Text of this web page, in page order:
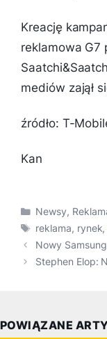
Kreację
reklamowa G7
mediów zajął
źródło: T-
Kan
Kategorie
Newsy,
Tagi
reklama, rynek
Nowy
Stephen Elop:
POWIĄZANE